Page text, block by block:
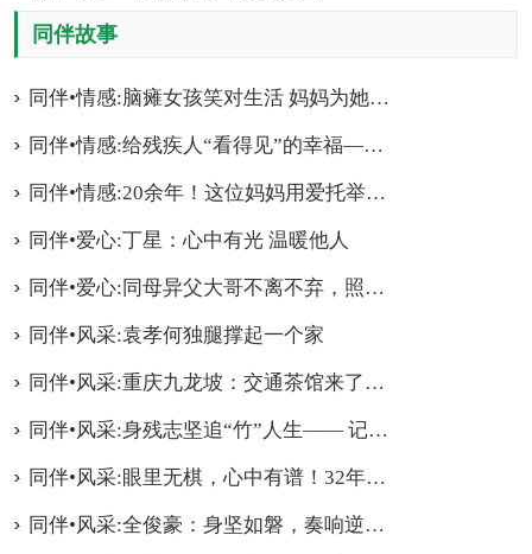
同伴故事
同伴•情感:脑瘫女孩笑对生活 妈妈为她撑起一片晴天
同伴•情感:给残疾人“看得见”的幸福——记合川区钱塘镇残疾人专职委员张莉
同伴•情感:20余年！这位妈妈用爱托举“易碎”女儿
同伴•爱心:丁星：心中有光 温暖他人
同伴•爱心:同母异父大哥不离不弃，照顾一户多残弟弟18年
同伴•风采:袁孝何独腿撑起一个家
同伴•风采:重庆九龙坡：交通茶馆来了位“特殊”演员
同伴•风采:身残志坚追“竹”人生—— 记石柱县鱼池镇竹藤手工编织传承人万书华
同伴•风采:眼里无棋，心中有谱！32年的盲人按摩师刘明辉乐在“棋”中
同伴•风采:全俊豪：身坚如磐，奏响逆境之歌